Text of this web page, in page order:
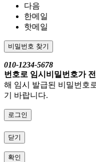
다음
한메일
핫메일
비밀번호 찾기
010-1234-5678
번호로 임시비밀번호가
해 임시 발급된 비밀번호
기 바랍니다.
로그인
닫기
확인